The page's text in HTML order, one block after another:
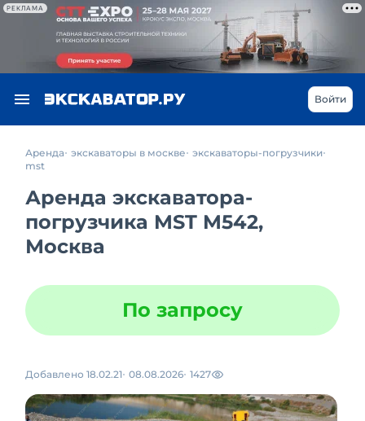
РЕКЛАМА
Войти
Аренда экскаваторы в москве экскаваторы-погрузчики
mst
Аренда экскаватора-
погрузчика MST M542,
Москва
По запросу
Добавлено 18.02.21 08.08.2026 1427